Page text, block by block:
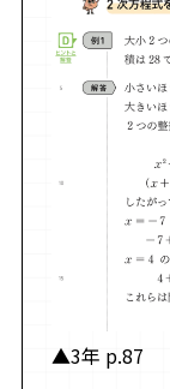
▲3年 p.87